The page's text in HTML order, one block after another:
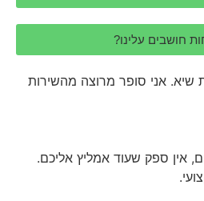
חושבים עלינו?
שיא. אני סופר מרוצה מהשירות
אין ספק שעוד אמליץ אליכם.